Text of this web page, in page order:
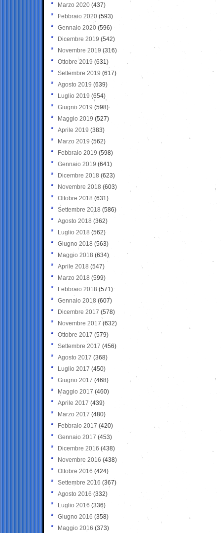
Marzo 2020 (437)
Febbraio 2020 (593)
Gennaio 2020 (596)
Dicembre 2019 (542)
Novembre 2019 (316)
Ottobre 2019 (631)
Settembre 2019 (617)
Agosto 2019 (639)
Luglio 2019 (654)
Giugno 2019 (598)
Maggio 2019 (527)
Aprile 2019 (383)
Marzo 2019 (562)
Febbraio 2019 (598)
Gennaio 2019 (641)
Dicembre 2018 (623)
Novembre 2018 (603)
Ottobre 2018 (631)
Settembre 2018 (586)
Agosto 2018 (362)
Luglio 2018 (562)
Giugno 2018 (563)
Maggio 2018 (634)
Aprile 2018 (547)
Marzo 2018 (599)
Febbraio 2018 (571)
Gennaio 2018 (607)
Dicembre 2017 (578)
Novembre 2017 (632)
Ottobre 2017 (579)
Settembre 2017 (456)
Agosto 2017 (368)
Luglio 2017 (450)
Giugno 2017 (468)
Maggio 2017 (460)
Aprile 2017 (439)
Marzo 2017 (480)
Febbraio 2017 (420)
Gennaio 2017 (453)
Dicembre 2016 (438)
Novembre 2016 (438)
Ottobre 2016 (424)
Settembre 2016 (367)
Agosto 2016 (332)
Luglio 2016 (336)
Giugno 2016 (358)
Maggio 2016 (373)